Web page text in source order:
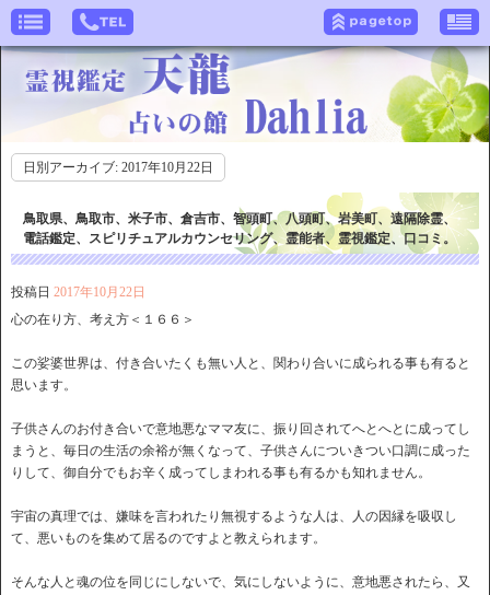
日別アーカイブ: 2017年10月22日
鳥取県、鳥取市、米子市、倉吉市、智頭町、八頭町、岩美町、遠隔除霊、
電話鑑定、スピリチュアルカウンセリング、霊能者、霊視鑑定、口コミ。
投稿日 2017年10月22日
心の在り方、考え方＜１６６＞
この娑婆世界は、付き合いたくも無い人と、関わり合いに成られる事も有ると
思います。
子供さんのお付き合いで意地悪なママ友に、振り回されてへとへとに成ってし
まうと、毎日の生活の余裕が無くなって、子供さんについきつい口調に成った
りして、御自分でもお辛く成ってしまわれる事も有るかも知れません。
宇宙の真理では、嫌味を言われたり無視するような人は、人の因縁を吸収し
て、悪いものを集めて居るのですよと教えられます。
そんな人と魂の位を同じにしないで、気にしないように、意地悪されたら、又